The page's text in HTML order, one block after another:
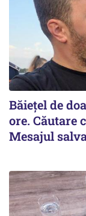
Băiețel de
ore. Căutare
Mesajul